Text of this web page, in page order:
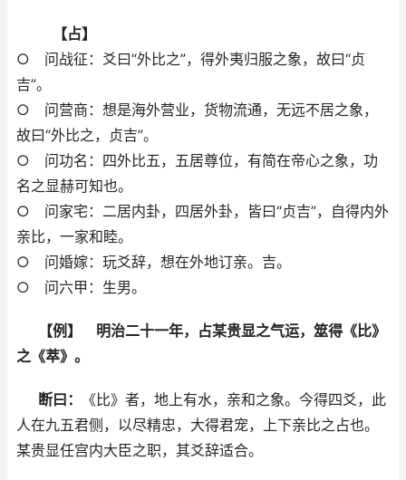
【占】
○ 问战征：爻曰“外比之”，得外夷归服之象，故曰“贞
吉”。
○ 问营商：想是海外营业，货物流通，无远不居之象，
故曰“外比之，贞吉”。
○ 问功名：四外比五，五居尊位，有简在帝心之象，功
名之显赫可知也。
○ 问家宅：二居内卦，四居外卦，皆曰“贞吉”，自得内外
亲比，一家和睦。
○ 问婚嫁：玩爻辞，想在外地订亲。吉。
○ 问六甲：生男。
【例】 明治二十一年，占某贵显之气运，筮得《比》
之《萃》。
断曰：
《比》者，地上有水，亲和之象。今得四爻，此
人在九五君侧，以尽精忠，大得君宠，上下亲比之占也。
某贵显任宫内大臣之职，其爻辞适合。